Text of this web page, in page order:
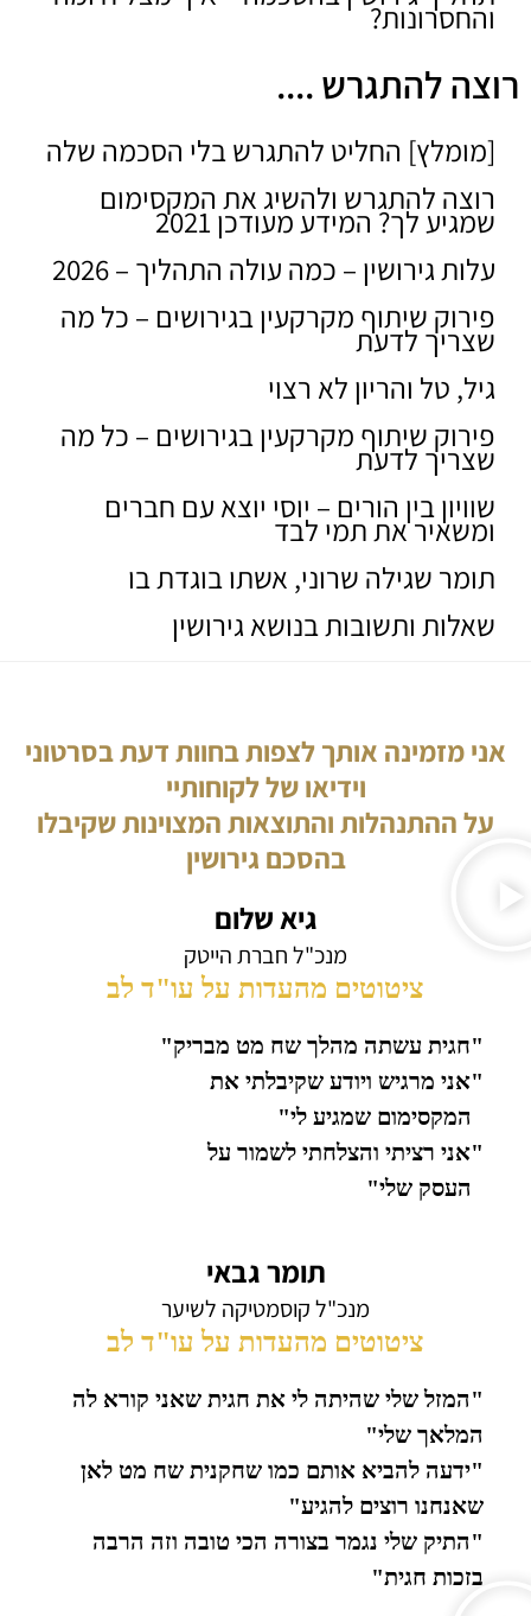
והחסרונות?
רוצה להתגרש ....
[מומלץ] החליט להתגרש בלי הסכמה שלה
רוצה להתגרש ולהשיג את המקסימום
שמגיע לך? המידע מעודכן 2021
עלות גירושין – כמה עולה התהליך – 2026
פירוק שיתוף מקרקעין בגירושים – כל מה
שצריך לדעת
גיל, טל והריון לא רצוי
פירוק שיתוף מקרקעין בגירושים – כל מה
שצריך לדעת
שוויון בין הורים – יוסי יוצא עם חברים
ומשאיר את תמי לבד
תומר שגילה שרוני, אשתו בוגדת בו
שאלות ותשובות בנושא גירושין
אני מזמינה אותך לצפות בחוות דעת בסרטוני
וידיאו של לקוחותיי
על ההתנהלות והתוצאות המצוינות שקיבלו
בהסכם גירושין
גיא שלום
מנכ"ל חברת הייטק
ציטוטים מהעדות על עו"ד לב
"חגית עשתה מהלך שח מט מבריק"
"אני מרגיש ויודע שקיבלתי את
המקסימום שמגיע לי"
"אני רציתי והצלחתי לשמור על
העסק שלי"
תומר גבאי
מנכ"ל קוסמטיקה לשיער
ציטוטים מהעדות על עו"ד לב
"המזל שלי שהיתה לי את חגית שאני קורא לה
המלאך שלי"
"ידעה להביא אותם כמו שחקנית שח מט לאן
שאנחנו רוצים להגיע"
"התיק שלי נגמר בצורה הכי טובה וזה הרבה
בזכות חגית"